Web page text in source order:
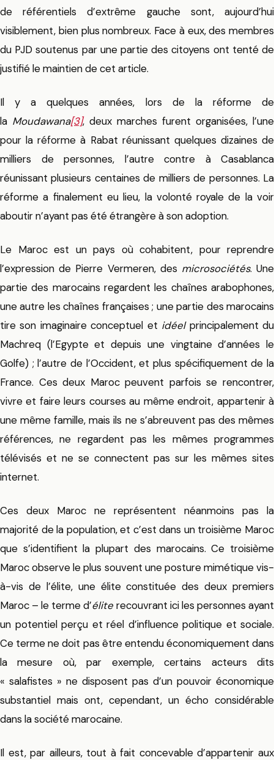
de référentiels d’extrême gauche sont, aujourd’hui
visiblement, bien plus nombreux. Face à eux, des membres
du PJD soutenus par une partie des citoyens ont tenté de
justifié le maintien de cet article.
Il y a quelques années, lors de la réforme de
la Moudawana[3], deux marches furent organisées, l’une
pour la réforme à Rabat réunissant quelques dizaines de
milliers de personnes, l’autre contre à Casablanca
réunissant plusieurs centaines de milliers de personnes. La
réforme a finalement eu lieu, la volonté royale de la voir
aboutir n’ayant pas été étrangère à son adoption.
Le Maroc est un pays où cohabitent, pour reprendre
l’expression de Pierre Vermeren, des microsociétés. Une
partie des marocains regardent les chaînes arabophones,
une autre les chaînes françaises ; une partie des marocains
tire son imaginaire conceptuel et idéelprincipalement du
Machreq (l’Egypte et depuis une vingtaine d’années le
Golfe) ; l’autre de l’Occident, et plus spécifiquement de la
France. Ces deux Maroc peuvent parfois se rencontrer,
vivre et faire leurs courses au même endroit, appartenir à
une même famille, mais ils ne s’abreuvent pas des mêmes
références, ne regardent pas les mêmes programmes
télévisés et ne se connectent pas sur les mêmes sites
internet.
Ces deux Maroc ne représentent néanmoins pas la
majorité de la population, et c’est dans un troisième Maroc
que s’identifient la plupart des marocains. Ce troisième
Maroc observe le plus souvent une posture mimétique vis-
à-vis de l’élite, une élite constituée des deux premiers
Maroc – le terme d’éliterecouvrant ici les personnes ayant
un potentiel perçu et réel d’influence politique et sociale.
Ce terme ne doit pas être entendu économiquement dans
la mesure où, par exemple, certains acteurs dits
« salafistes » ne disposent pas d’un pouvoir économique
substantiel mais ont, cependant, un écho considérable
dans la société marocaine.
Il est, par ailleurs, tout à fait concevable d’appartenir aux